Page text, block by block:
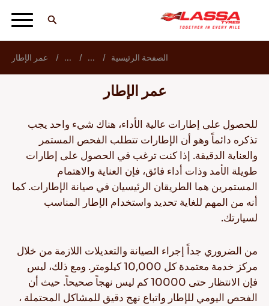
المدونات ومقاطع الفيديو
انطلق مع Lassa! +
الخدمة والمساعدة
الصفحة الرئيسية ...
... عمر الإطار
عمر الإطار
للحصول على إطارات عالية الأداء، هناك شيء واحد يجب
تذكره دائماً وهو أن الإطارات تتطلب الفحص المستمر
والعناية الدقيقة. إذا كنت ترغب في الحصول على إطارات
طويلة الأمد وذات أداء فائق، فإن العناية والاهتمام
المستمرين هما الطريقان الرئيسيان في صيانة الإطارات. كما
أنه من المهم للغاية تحديد واستخدام الإطار المناسب
لسيارتك.
من الضروري جداً إجراء الصيانة والتعديلات اللازمة من خلال
مركز خدمة معتمدة كل 10,000 كيلومتر. ومع ذلك، ليس
فإن الانتظار حتى 10000 كم ليس نهجاً صحيحاً. حيث أن
الفحص اليومي للإطار واتباع نهج دقيق للمشاكل المحتملة ،